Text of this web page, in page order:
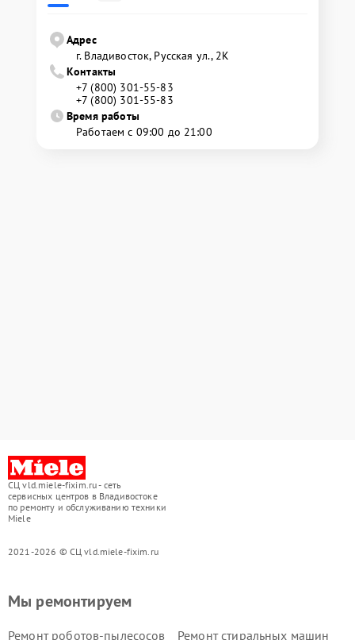
Адрес
г. Владивосток, Русская ул., 2К
Контакты
+7 (800) 301-55-83
+7 (800) 301-55-83
Время работы
Работаем с 09:00 до 21:00
СЦ vld.miele-fixim.ru - сеть
сервисных центров в Владивостоке
по ремонту и обслуживанию техники
Miele
2021-2026 © СЦ vld.miele-fixim.ru
Мы ремонтируем
Ремонт роботов-пылесосов
Ремонт стиральных машин